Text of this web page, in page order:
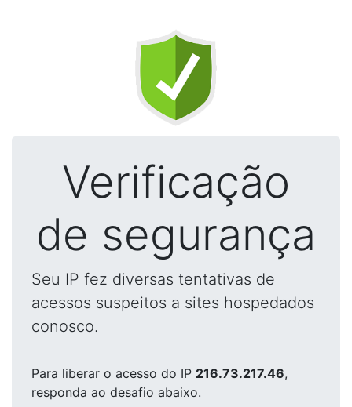
Verificação
de segurança
Seu IP fez diversas tentativas de
acessos suspeitos a sites hospedados
conosco.
Para liberar o acesso do IP 216.73.217.46,
responda ao desafio abaixo.